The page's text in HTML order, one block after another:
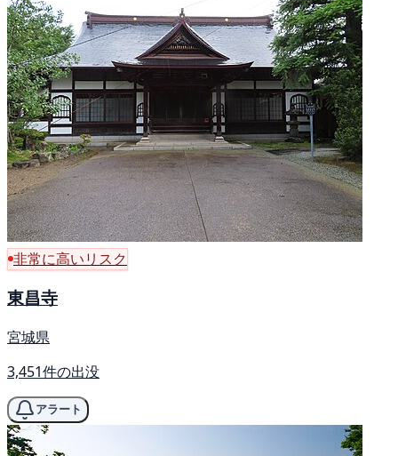
非常に高いリスク
東昌寺
宮城県
3,451件の出没
アラート